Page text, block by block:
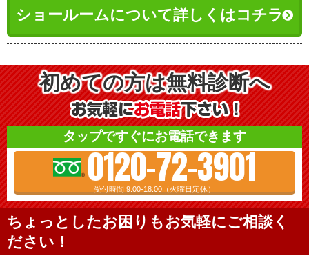
ショールームについて詳しくはコチラ
初めての方は無料診断へ
タップですぐにお電話できます
0120-72-3901
受付時間 9:00-18:00（火曜日定休）
ちょっとしたお困りもお気軽にご相談く
ださい！